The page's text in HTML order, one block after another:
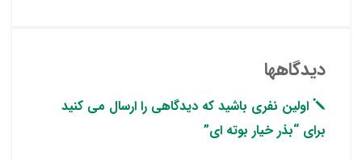
دیدگاهها
اولین نفری باشید که دیدگاهی را ارسال می کنید
برای “بذر خیار بوته ای”